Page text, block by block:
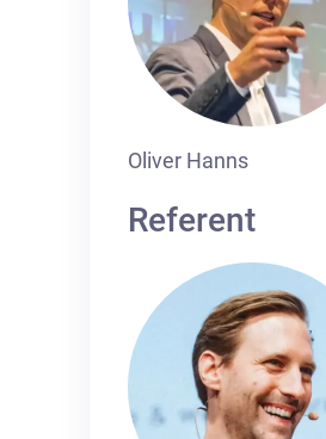
Oliver Hanns
Referent